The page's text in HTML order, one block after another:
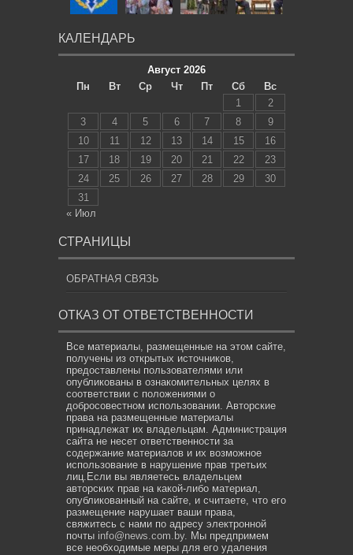
КАЛЕНДАРЬ
Август 2026
Пн
Вт Ср Чт Пт Сб
Вс
1
2
3
4 5 6 7 8
9
10
11 12 13 14 15
16
17
18 19 20 21 22
23
24
25 26 27 28 29
30
31
« Июл
СТРАНИЦЫ
ОБРАТНАЯ СВЯЗЬ
ОТКАЗ ОТ ОТВЕТСТВЕННОСТИ
Все материалы, размещенные на этом сайте,
получены из открытых источников,
предоставлены пользователями или
опубликованы в ознакомительных целях в
соответствии с положениями о
добросовестном использовании. Авторские
права на размещенные материалы
принадлежат их владельцам. Администрация
сайта не несет ответственности за
содержание материалов и их возможное
использование в нарушение прав третьих
лиц.Если вы являетесь владельцем
авторских прав на какой-либо материал,
опубликованный на сайте, и считаете, что его
размещение нарушает ваши права,
свяжитесь с нами по адресу электронной
почты info@news.com.by. Мы предпримем
все необходимые меры для его удаления